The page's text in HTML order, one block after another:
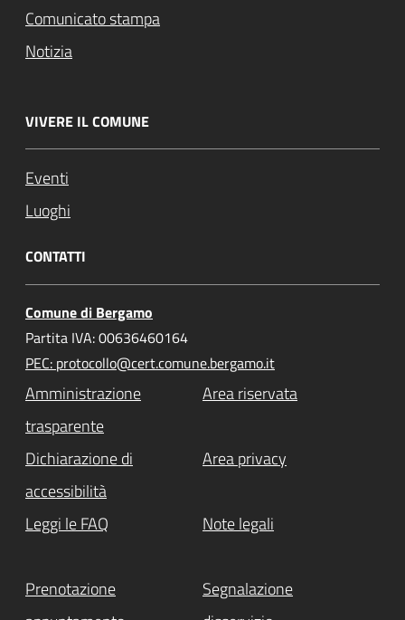
Comunicato stampa
Notizia
VIVERE IL COMUNE
Eventi
Luoghi
CONTATTI
Comune di Bergamo
Partita IVA: 00636460164
PEC: protocollo@cert.comune.bergamo.it
Amministrazione
trasparente
Area riservata
Dichiarazione di
accessibilità
Area privacy
Leggi le FAQ Note legali
Prenotazione
Segnalazione